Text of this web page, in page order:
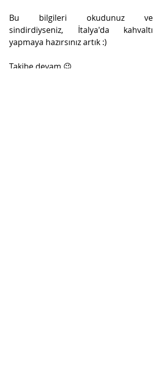
Bu bilgileri okudunuz ve
sindirdiyseniz, İtalya'da kahvaltı
yapmaya hazırsınız artık :)
Takibe devam 😉